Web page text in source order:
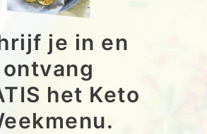
je in en
ontvang
het Keto